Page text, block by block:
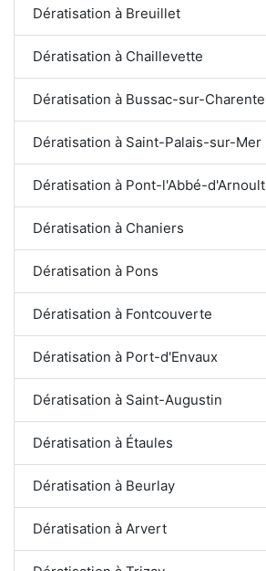
Dératisation à Breuillet
Dératisation à Chaillevette
Dératisation à Bussac-sur-Charente
Dératisation à Saint-Palais-sur-Mer
Dératisation à Pont-l'Abbé-d'Arnoult
Dératisation à Chaniers
Dératisation à Pons
Dératisation à Fontcouverte
Dératisation à Port-d'Envaux
Dératisation à Saint-Augustin
Dératisation à Étaules
Dératisation à Beurlay
Dératisation à Arvert